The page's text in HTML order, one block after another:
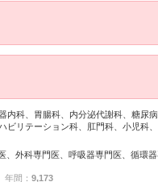
内科、胃腸科、内分泌代謝科、糖尿病
リテーション科、肛門科、小児科、
間： 9,173